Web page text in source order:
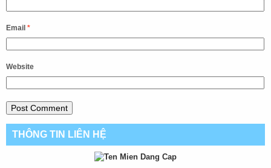
Email *
Website
THÔNG TIN LIÊN HỆ